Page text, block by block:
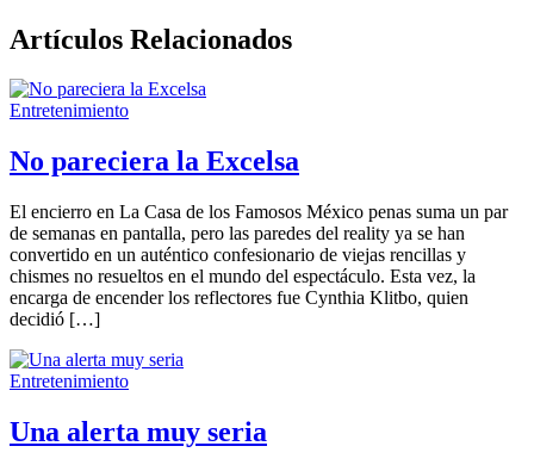
Artículos Relacionados
Entretenimiento
No pareciera la Excelsa
El encierro en La Casa de los Famosos México penas suma un par
de semanas en pantalla, pero las paredes del reality ya se han
convertido en un auténtico confesionario de viejas rencillas y
chismes no resueltos en el mundo del espectáculo. Esta vez, la
encarga de encender los reflectores fue Cynthia Klitbo, quien
decidió […]
Entretenimiento
Una alerta muy seria